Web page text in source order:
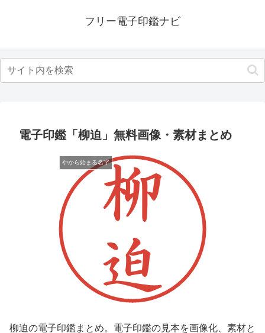
フリー電子印鑑ナビ
電子印鑑「柳迫」無料画像・素材まとめ
やから始まる名字
柳迫の電子印鑑まとめ。電子印鑑の見本を画像化、素材と